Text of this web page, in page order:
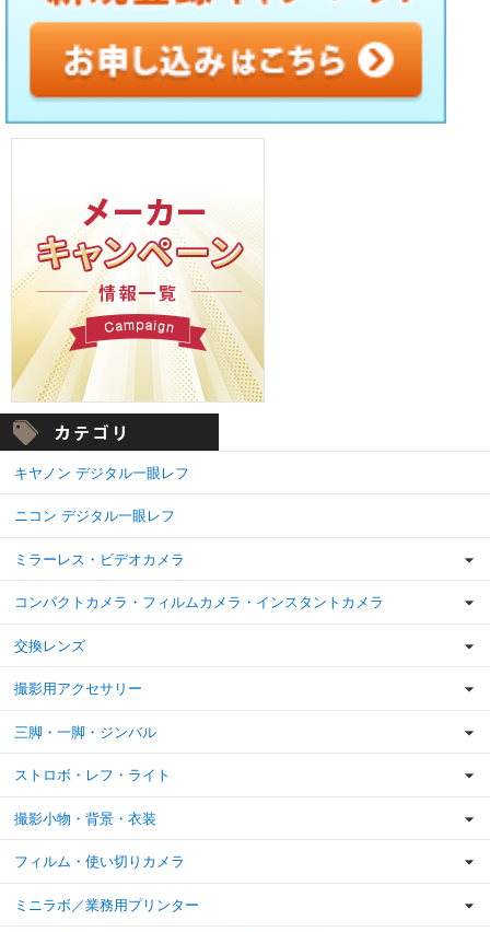
キヤノン デジタル一眼レフ
ニコン デジタル一眼レフ
ミラーレス・ビデオカメラ
コンパクトカメラ・フィルムカメラ・インスタントカメラ
交換レンズ
撮影用アクセサリー
三脚・一脚・ジンバル
ストロボ・レフ・ライト
撮影小物・背景・衣装
フィルム・使い切りカメラ
ミニラボ／業務用プリンター